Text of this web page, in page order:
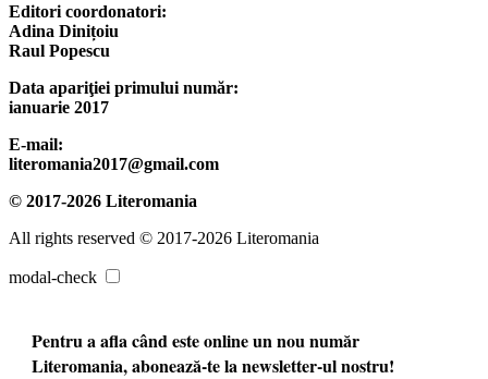
Editori coordonatori:
Adina Dinițoiu
Raul Popescu
Data apariţiei primului număr:
ianuarie 2017
E-mail:
literomania2017@gmail.com
© 2017-2026 Literomania
All rights reserved © 2017-2026 Literomania
modal-check
Pentru a afla când este online un nou număr
Literomania, abonează-te la newsletter-ul nostru!